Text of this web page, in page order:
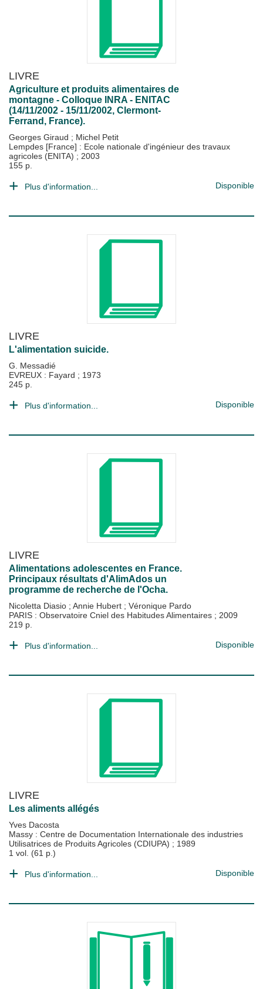
LIVRE
Agriculture et produits alimentaires de
montagne - Colloque INRA - ENITAC
(14/11/2002 - 15/11/2002, Clermont-
Ferrand, France).
Georges Giraud ; Michel Petit
Lempdes [France] : Ecole nationale d'ingénieur des travaux
agricoles (ENITA) ; 2003
155 p.
Plus d'information... Disponible
LIVRE
L'alimentation suicide.
G. Messadié
EVREUX : Fayard ; 1973
245 p.
Plus d'information... Disponible
LIVRE
Alimentations adolescentes en France.
Principaux résultats d'AlimAdos un
programme de recherche de l'Ocha.
Nicoletta Diasio ; Annie Hubert ; Véronique Pardo
PARIS : Observatoire Cniel des Habitudes Alimentaires ; 2009
219 p.
Plus d'information... Disponible
LIVRE
Les aliments allégés
Yves Dacosta
Massy : Centre de Documentation Internationale des industries
Utilisatrices de Produits Agricoles (CDIUPA) ; 1989
1 vol. (61 p.)
Plus d'information... Disponible